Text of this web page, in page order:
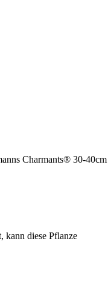
Charmants® 30-40cm
kann diese Pflanze